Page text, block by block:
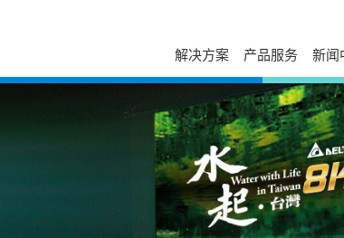
解决方案 产品服务 新闻
活动讯息
视频专区
出版刊物
新闻联络
产品网络安全漏洞管理政策
自助服务
下载中心
故障码查询
在线报修
在线选型
防伪查询
停产替代查询
发展历程与企业文化
校园招聘
加入我们
荣誉奖项